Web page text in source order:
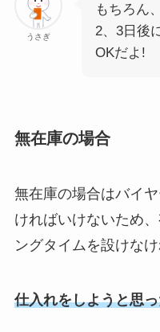
うさぎ
もちろん
2、3日後
OKだよ!
無在庫の場合
無在庫の場合はバイ
ければいけないため
ングタイムを設けなけ
仕入れをしようと思